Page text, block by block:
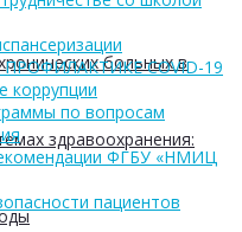
больных в
здравоохранения:
COVID-19
коррупции
по вопросам
ФГБУ «НМИЦ
пациентов